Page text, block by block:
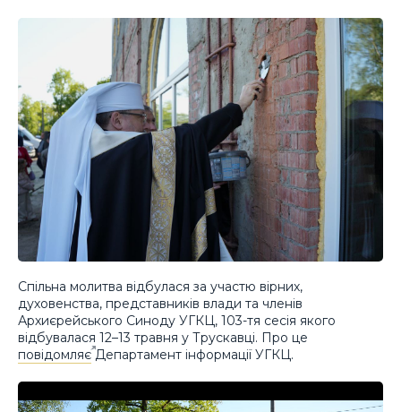
Спільна молитва відбулася за участю вірних,
духовенства, представників влади та членів
Архиєрейського Синоду УГКЦ, 103-тя сесія якого
відбувалася 12–13 травня у Трускавці. Про це
повідомляєДепартамент інформації УГКЦ.